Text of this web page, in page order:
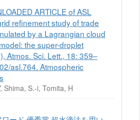
ARTICLE of ASL
refinement study of trade
by a Lagrangian cloud
the super-droplet
Atmos. Sci. Lett., 18: 359–
asl.764. Atmospheric
Shima, S.-i, Tomita, H